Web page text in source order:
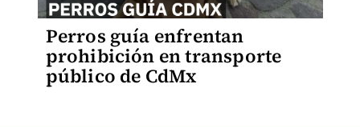
Perros guía enfrentan
prohibición en transporte
público de CdMx